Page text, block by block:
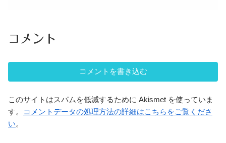
コメント
コメントを書き込む
このサイトはスパムを低減するために Akismet を使っていま
す。
コメントデータの処理方法の詳細はこちらをご覧くださ
い。